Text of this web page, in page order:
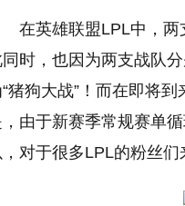
在英雄联盟LPL中，
同时，也因为两支战队
“猪狗大战”！而在即将
，由于新赛季常规赛单
，对于很多LPL的粉丝们